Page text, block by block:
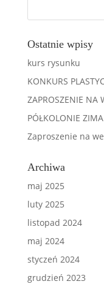
Ostatnie wpisy
kurs rysunku
KONKURS
ZAPROSZENIE NA
PÓŁKOLONIE
Zaproszenie na
Archiwa
maj 2025
luty 2025
listopad 2024
maj 2024
styczeń 2024
grudzień 2023